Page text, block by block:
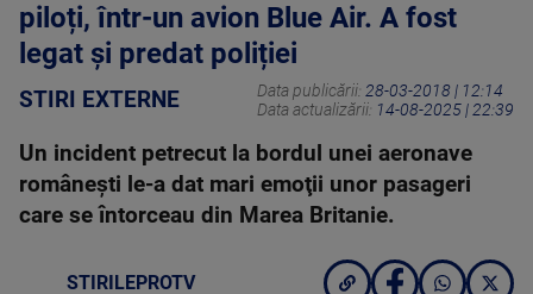
piloți, într-un avion Blue Air. A fost
legat și predat poliției
STIRI EXTERNE Data publicării: 28-03-2018 | 12:14
Data actualizării: 14-08-2025 | 22:39
Un incident petrecut la bordul unei aeronave
româneşti le-a dat mari emoţii unor pasageri
care se întorceau din Marea Britanie.
STIRILEPROTV